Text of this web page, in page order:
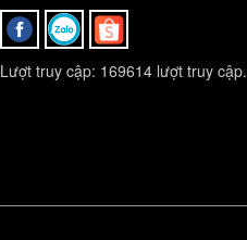
Lượt truy cập: 169614 lượt truy cập.